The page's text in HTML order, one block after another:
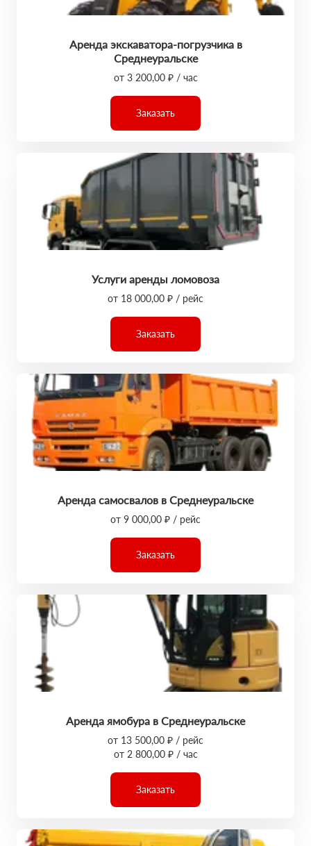
Аренда экскаватора-погрузчика в
Среднеуральске
от 3 200,00 ₽ / час
Заказать
Услуги аренды ломовоза
от 18 000,00 ₽ / рейс
Заказать
Аренда самосвалов в Среднеуральске
от 9 000,00 ₽ / рейс
Заказать
Аренда ямобура в Среднеуральске
от 13 500,00 ₽ / рейс
от 2 800,00 ₽ / час
Заказать